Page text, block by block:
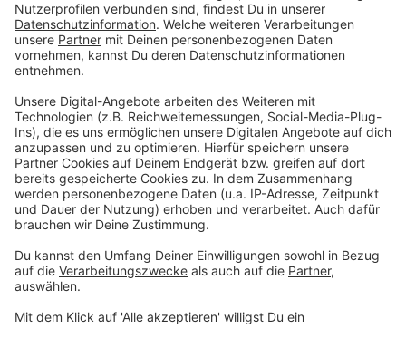
Ausschüssen
Anzeige
In Krefeld zeigt sich außerdem ein Unterschied bei der
Verteilung auf die politischen Ausschüsse. Frauen sind
dort vor allem in Bereichen wie Jugend, Familie,
Soziales oder Kultur stärker vertreten. In Ausschüssen
zu Finanzen, Planung, Verwaltung oder Sport sind sie
dagegen deutlich seltener. Die Stadt sieht dafür
mehrere Gründe. Genannt werden unter anderem die
schwierige Vereinbarkeit von Familie, Beruf und
Ehrenamt sowie männlich geprägte Parteistrukturen.
Anzeige